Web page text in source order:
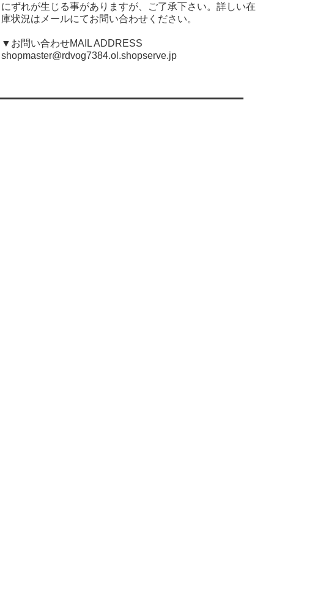
にずれが生じる事がありますが、ご了承下さい。詳しい在
庫状況はメールにてお問い合わせください。
▼お問い合わせMAIL ADDRESS
shopmaster@rdvog7384.ol.shopserve.jp